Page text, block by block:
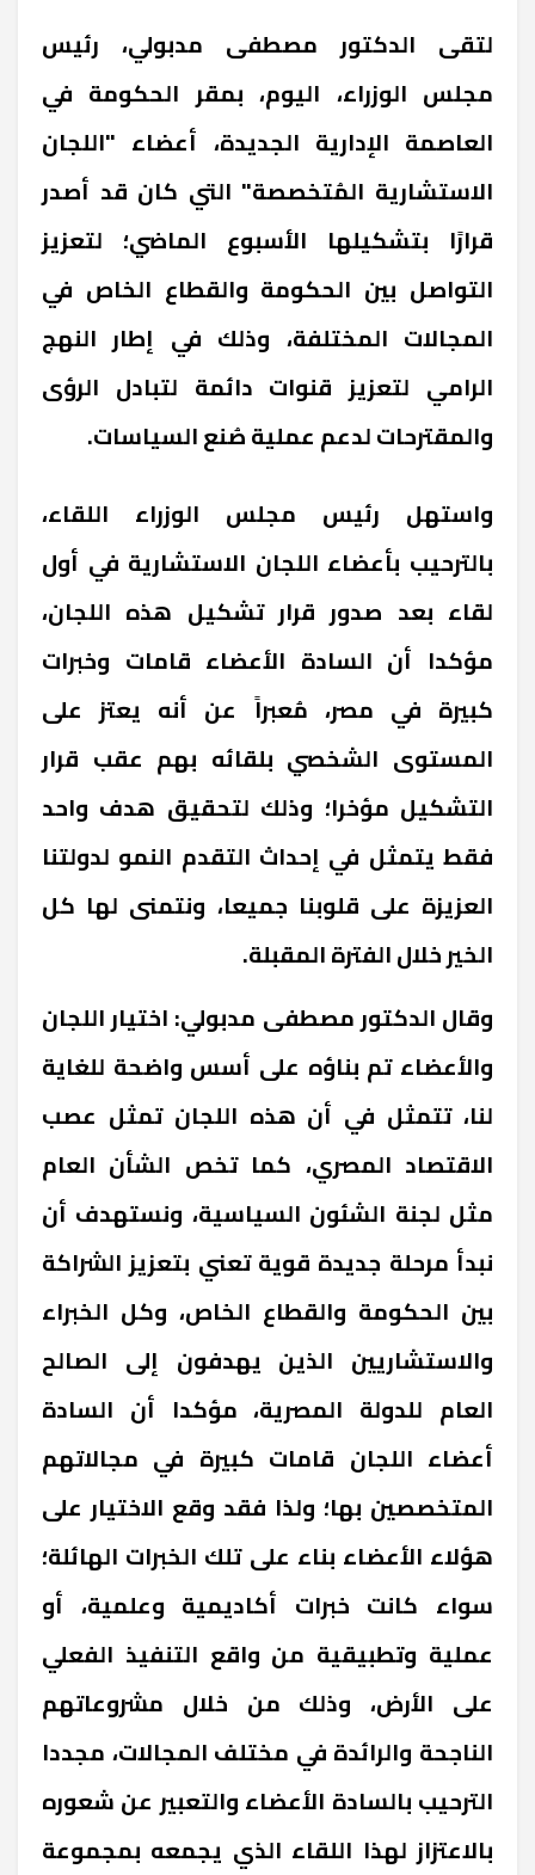
لتقى الدكتور مصطفى مدبولي، رئيس
مجلس الوزراء، اليوم، بمقر الحكومة في
العاصمة الإدارية الجديدة، أعضاء "اللجان
الاستشارية المُتخصصة" التي كان قد أصدر
قرارًا بتشكيلها الأسبوع الماضي؛ لتعزيز
التواصل بين الحكومة والقطاع الخاص في
المجالات المختلفة، وذلك في إطار النهج
الرامي لتعزيز قنوات دائمة لتبادل الرؤى
والمقترحات لدعم عملية صُنع السياسات.
واستهل رئيس مجلس الوزراء اللقاء،
بالترحيب بأعضاء اللجان الاستشارية في أول
لقاء بعد صدور قرار تشكيل هذه اللجان،
مؤكدا أن السادة الأعضاء قامات وخبرات
كبيرة في مصر، مُعبراً عن أنه يعتز على
المستوى الشخصي بلقائه بهم عقب قرار
التشكيل مؤخرا؛ وذلك لتحقيق هدف واحد
فقط يتمثل في إحداث التقدم النمو لدولتنا
العزيزة على قلوبنا جميعا، ونتمنى لها كل
الخير خلال الفترة المقبلة.
وقال الدكتور مصطفى مدبولي: اختيار اللجان
والأعضاء تم بناؤه على أسس واضحة للغاية
لنا، تتمثل في أن هذه اللجان تمثل عصب
الاقتصاد المصري، كما تخص الشأن العام
مثل لجنة الشئون السياسية، ونستهدف أن
نبدأ مرحلة جديدة قوية تعني بتعزيز الشراكة
بين الحكومة والقطاع الخاص، وكل الخبراء
والاستشاريين الذين يهدفون إلى الصالح
العام للدولة المصرية، مؤكدا أن السادة
أعضاء اللجان قامات كبيرة في مجالاتهم
المتخصصين بها؛ ولذا فقد وقع الاختيار على
هؤلاء الأعضاء بناء على تلك الخبرات الهائلة؛
سواء كانت خبرات أكاديمية وعلمية، أو
عملية وتطبيقية من واقع التنفيذ الفعلي
على الأرض، وذلك من خلال مشروعاتهم
الناجحة والرائدة في مختلف المجالات، مجددا
الترحيب بالسادة الأعضاء والتعبير عن شعوره
بالاعتزاز لهذا اللقاء الذي يجمعه بمجموعة